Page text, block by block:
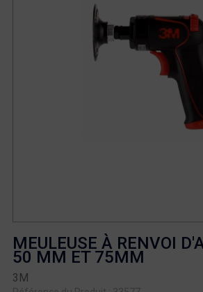
MEULEUSE À RENVOI
50 MM ET 75MM
3M